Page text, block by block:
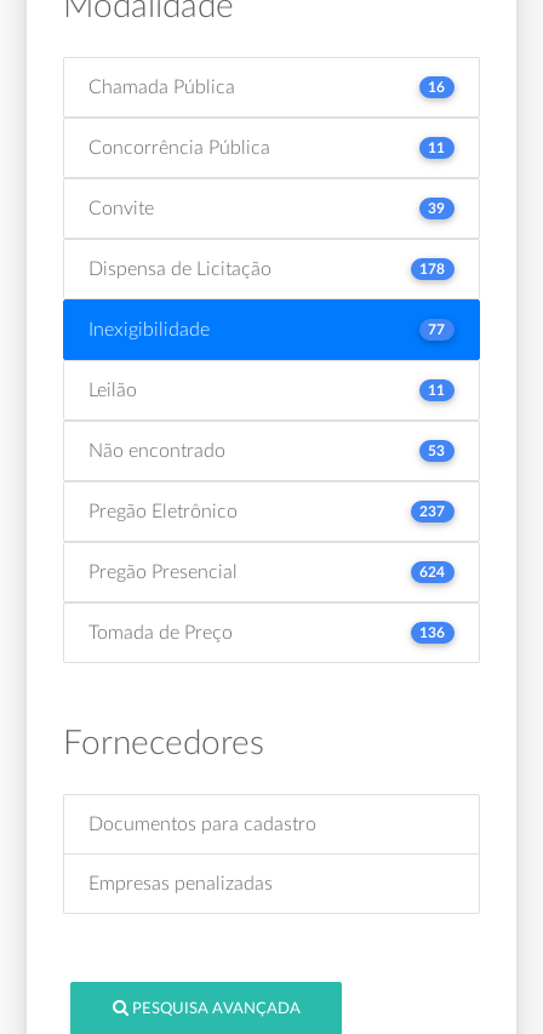
Chamada Pública 16
Concorrência Pública 11
Convite 39
Dispensa de Licitação 178
Inexigibilidade 77
Leilão 11
Não encontrado 53
Pregão Eletrônico 237
Pregão Presencial 624
Tomada de Preço 136
Fornecedores
Documentos para cadastro
Empresas penalizadas
PESQUISA AVANÇADA